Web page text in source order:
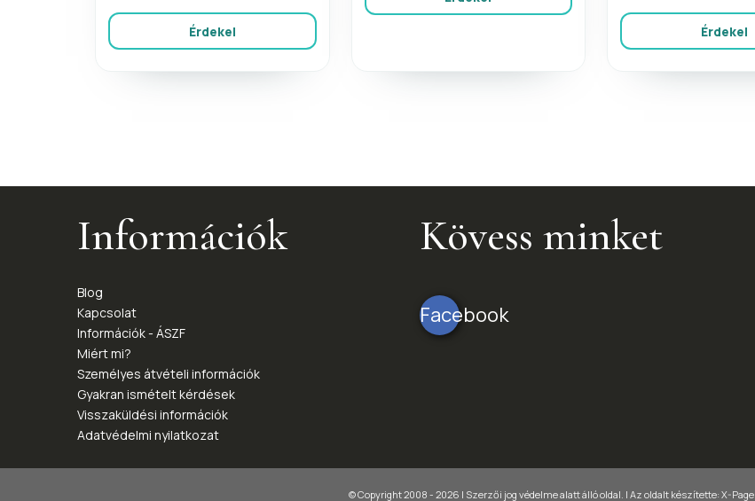
Érdekel Érdekel
Információk
Blog
Kapcsolat
Információk - ÁSZF
Miért mi?
Személyes átvételi információk
Gyakran ismételt kérdések
Visszaküldési információk
Adatvédelmi nyilatkozat
Kövess minket
Facebook
© Copyright 2008 - 2026 | Szerzői jog védelme alatt álló oldal. | Az oldalt készítette: X-Page